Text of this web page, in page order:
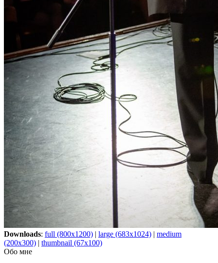
Downloads: full (800x1200) | large (683x1024) | medium
(200x300) | thumbnail (67x100)
Обо мне